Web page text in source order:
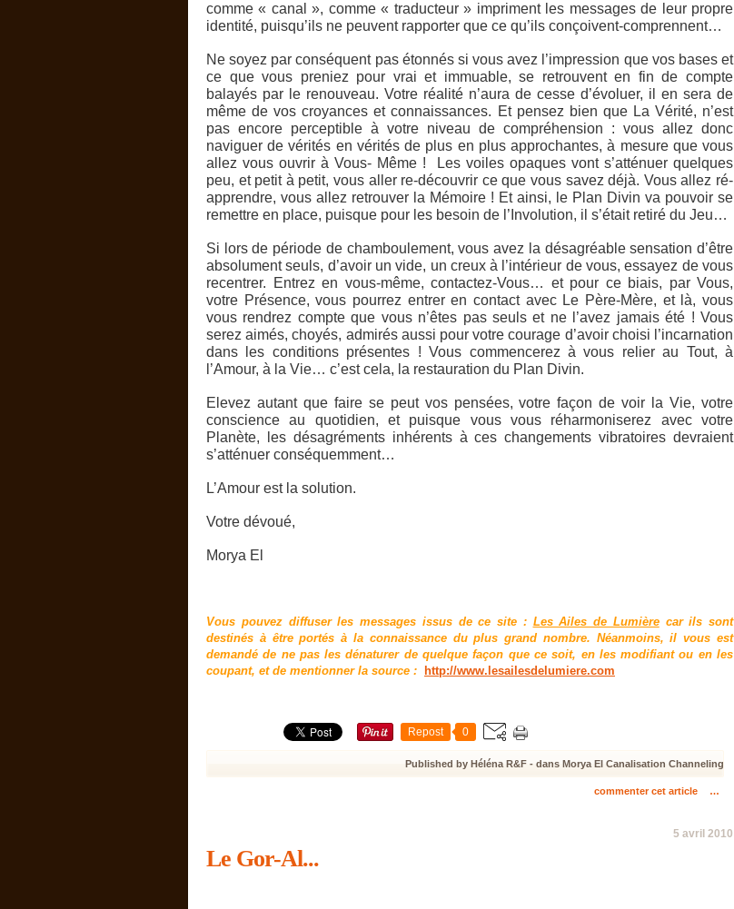
comme « canal », comme « traducteur » impriment les messages de leur propre
identité, puisqu’ils ne peuvent rapporter que ce qu’ils conçoivent-comprennent…
Ne soyez par conséquent pas étonnés si vous avez l’impression que vos bases et
ce que vous preniez pour vrai et immuable, se retrouvent en fin de compte
balayés par le renouveau. Votre réalité n’aura de cesse d’évoluer, il en sera de
même de vos croyances et connaissances. Et pensez bien que La Vérité, n’est
pas encore perceptible à votre niveau de compréhension : vous allez donc
naviguer de vérités en vérités de plus en plus approchantes, à mesure que vous
allez vous ouvrir à Vous- Même ! Les voiles opaques vont s’atténuer quelques
peu, et petit à petit, vous aller re-découvrir ce que vous savez déjà. Vous allez ré-
apprendre, vous allez retrouver la Mémoire ! Et ainsi, le Plan Divin va pouvoir se
remettre en place, puisque pour les besoin de l’Involution, il s’était retiré du Jeu…
Si lors de période de chamboulement, vous avez la désagréable sensation d’être
absolument seuls, d’avoir un vide, un creux à l’intérieur de vous, essayez de vous
recentrer. Entrez en vous-même, contactez-Vous… et pour ce biais, par Vous,
votre Présence, vous pourrez entrer en contact avec Le Père-Mère, et là, vous
vous rendrez compte que vous n’êtes pas seuls et ne l’avez jamais été ! Vous
serez aimés, choyés, admirés aussi pour votre courage d’avoir choisi l’incarnation
dans les conditions présentes ! Vous commencerez à vous relier au Tout, à
l’Amour, à la Vie… c’est cela, la restauration du Plan Divin.
Elevez autant que faire se peut vos pensées, votre façon de voir la Vie, votre
conscience au quotidien, et puisque vous vous réharmoniserez avec votre
Planète, les désagréments inhérents à ces changements vibratoires devraient
s’atténuer conséquemment…
L’Amour est la solution.
Votre dévoué,
Morya El
Vous pouvez diffuser les messages issus de ce site : Les Ailes de Lumièrecar ils sont
destinés à être portés à la connaissance du plus grand nombre. Néanmoins, il vous est
demandé de ne pas les dénaturer de quelque façon que ce soit, en les modifiant ou en les
coupant, et de mentionner la source :
http://www.lesailesdelumiere.com
Repost 0
Published by Héléna R&F - dans Morya El Canalisation Channeling
commenter cet article …
5 avril 2010
Le Gor-Al...